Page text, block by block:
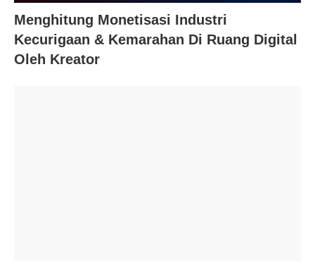
Menghitung Monetisasi Industri
Kecurigaan & Kemarahan Di Ruang Digital
Oleh Kreator